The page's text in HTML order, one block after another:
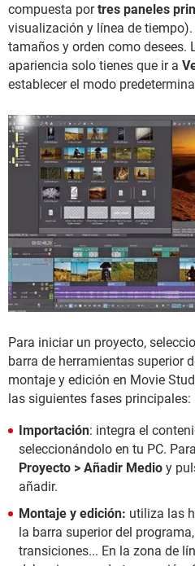
compuesta portres paneles
visualización y línea de
tamaños y orden como desees.
apariencia solo tienes que ir a
establecer el modo
Para iniciar un proyecto,
barra de herramientas superior
montaje y edición en Movie
las siguientes fases principales:
Importación: integra el
seleccionándolo en tu PC.
Proyecto > Añadir Medio y
añadir.
Montaje y edición: utiliza las
la barra superior del
transiciones... En la zona de